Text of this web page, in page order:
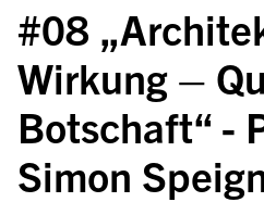
#08
Wirkung –
Botschaft“ -
Simon